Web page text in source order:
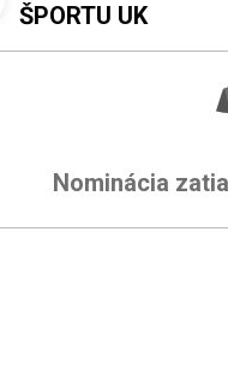
ŠPORTU UK
Nominácia